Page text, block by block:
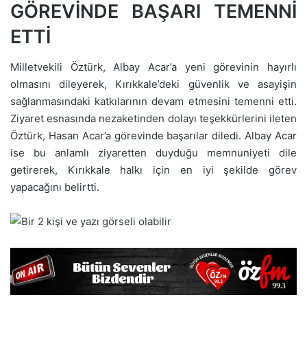
GÖREVİNDE BAŞARI TEMENNİ
ETTİ
Milletvekili Öztürk, Albay Acar’a yeni görevinin hayırlı
olmasını dileyerek, Kırıkkale’deki güvenlik ve asayişin
sağlanmasındaki katkılarının devam etmesini temenni etti.
Ziyaret esnasında nezaketinden dolayı teşekkürlerini ileten
Öztürk, Hasan Acar’a görevinde başarılar diledi. Albay Acar
ise bu anlamlı ziyaretten duyduğu memnuniyeti dile
getirerek, Kırıkkale halkı için en iyi şekilde görev
yapacağını belirtti.